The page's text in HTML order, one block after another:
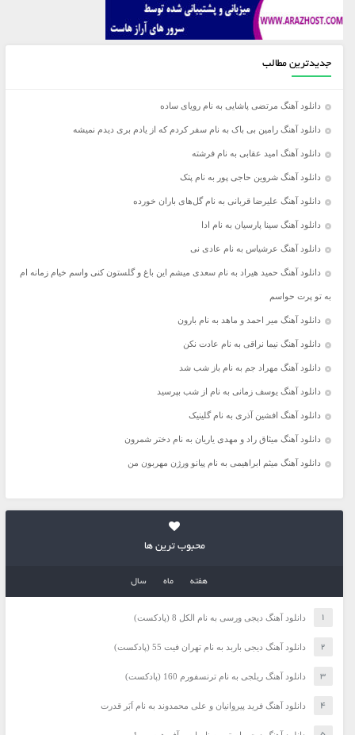
جدیدترین مطالب
دانلود آهنگ مرتضی پاشایی به نام رویای ساده
دانلود آهنگ رامین بی باک به نام سفر کردم که از یادم بری دیدم نمیشه
دانلود آهنگ امید عقابی به نام فرشته
دانلود آهنگ شروین حاجی پور به نام پتک
دانلود آهنگ علیرضا قربانی به نام گل‌های باران خورده
دانلود آهنگ سینا پارسیان به نام ادا
دانلود آهنگ عرشیاس به نام عادی نی
دانلود آهنگ حمید هیراد به نام سعدی میشم این باغ و گلستون کنی واسم خیام زمانه ام
به تو پرت حواسم
دانلود آهنگ میر احمد و ماهد به نام بارون
دانلود آهنگ نیما نراقی به نام عادت نکن
دانلود آهنگ مهراد جم به نام باز شب شد
دانلود آهنگ یوسف زمانی به نام از شب بپرسید
دانلود آهنگ افشین آذری به نام گلینیک
دانلود آهنگ میثاق راد و مهدی یاریان به نام دختر شمرون
دانلود آهنگ میثم ابراهیمی به نام پیانو ورژن مهربون من
محبوب ترین ها
هفته ماه سال
دانلود آهنگ دیجی ورسی به نام الکل 8 (پادکست)
دانلود آهنگ دیجی باربد به نام تهران فیت 55 (پادکست)
دانلود آهنگ ریلجی به نام ترنسفورم 160 (پادکست)
دانلود آهنگ فرید پیروانیان و علی محمدوند به نام اَبَر قدرت